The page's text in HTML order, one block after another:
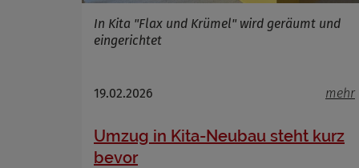
In Kita "Flax und Krümel" wird geräumt und
eingerichtet
19.02.2026 mehr
Umzug in Kita-Neubau steht kurz
bevor
Zweck
Cookie